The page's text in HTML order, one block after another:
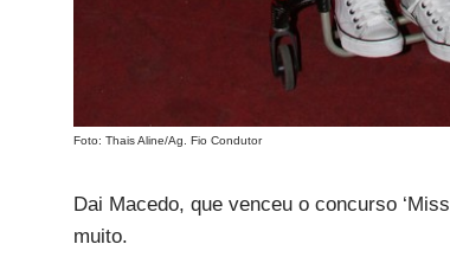
Foto: Thais Aline/Ag. Fio Condutor
Dai Macedo, que venceu o concurso
muito.